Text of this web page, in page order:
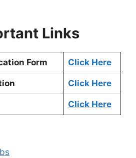
Links
Form Click Here
Click Here
Click Here